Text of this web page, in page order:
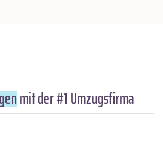
mit der #1 Umzugsfirma